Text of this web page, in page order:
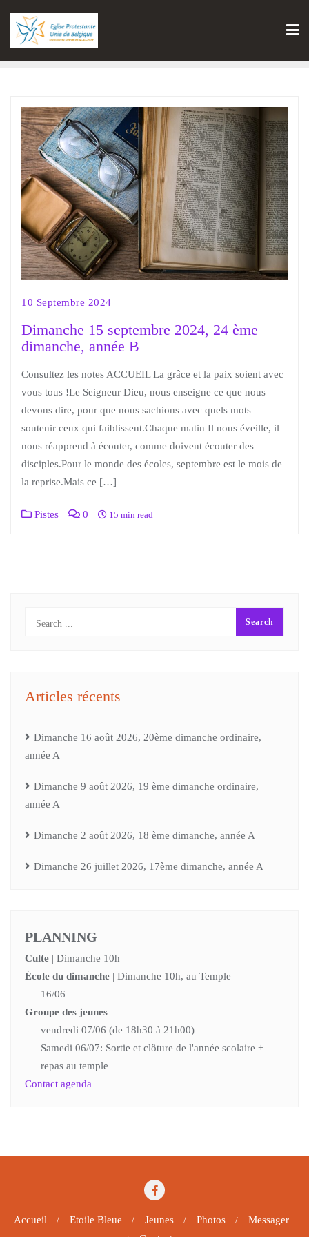
10 Septembre 2024
Dimanche 15 septembre 2024, 24 ème
dimanche, année B
Consultez les notes ACCUEIL La grâce et la paix soient avec
vous tous !Le Seigneur Dieu, nous enseigne ce que nous
devons dire, pour que nous sachions avec quels mots
soutenir ceux qui faiblissent.Chaque matin Il nous éveille, il
nous réapprend à écouter, comme doivent écouter des
disciples.Pour le monde des écoles, septembre est le mois de
la reprise.Mais ce […]
Pistes 0 15 min read
Articles récents
Dimanche 16 août 2026, 20ème dimanche ordinaire,
année A
Dimanche 9 août 2026, 19 ème dimanche ordinaire,
année A
Dimanche 2 août 2026, 18 ème dimanche, année A
Dimanche 26 juillet 2026, 17ème dimanche, année A
PLANNING
Culte | Dimanche 10h
École du dimanche | Dimanche 10h, au Temple
16/06
Groupe des jeunes
vendredi 07/06 (de 18h30 à 21h00)
Samedi 06/07: Sortie et clôture de l'année scolaire +
repas au temple
Contact agenda
Accueil Etoile Bleue Jeunes Photos
Messager